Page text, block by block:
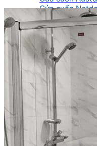
Cửa cuốn
Cửa cuốn
Cửa cuốn mắc
Cửa kính
Cửa kính cường
Cửa kính lùa
Cửa kính thủy lực
Cửa kính tự động
Cửa kính xếp
Phòng tắm kính
Cửa nhôm